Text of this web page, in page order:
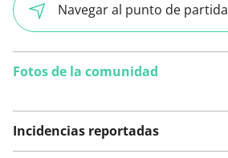
Navegar al punto de partida
Fotos de la comunidad
Incidencias reportadas